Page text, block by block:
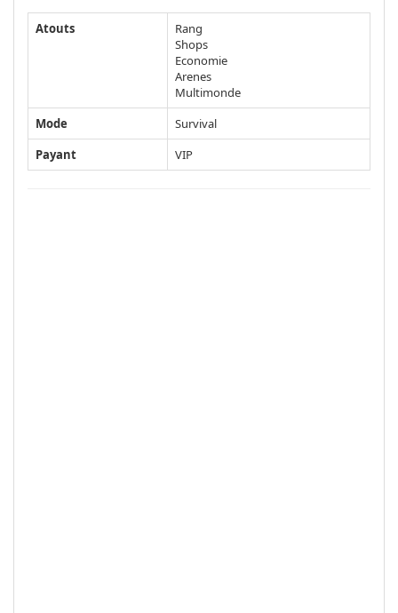
Atouts
Rang
Shops
Economie
Arenes
Multimonde
Mode
Survival
Payant
VIP